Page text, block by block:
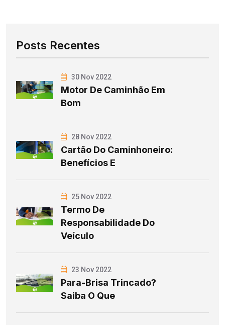
Posts Recentes
30 Nov 2022
Motor De Caminhão Em
Bom
28 Nov 2022
Cartão Do Caminhoneiro:
Benefícios E
25 Nov 2022
Termo De
Responsabilidade Do
Veículo
23 Nov 2022
Para-Brisa Trincado?
Saiba O Que